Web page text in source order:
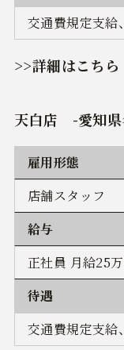
交通費規定支給
>>詳細はこちら
天白店 -愛知
雇用形態
店舗スタッフ
給与
正社員 月給25
待遇
交通費規定支給